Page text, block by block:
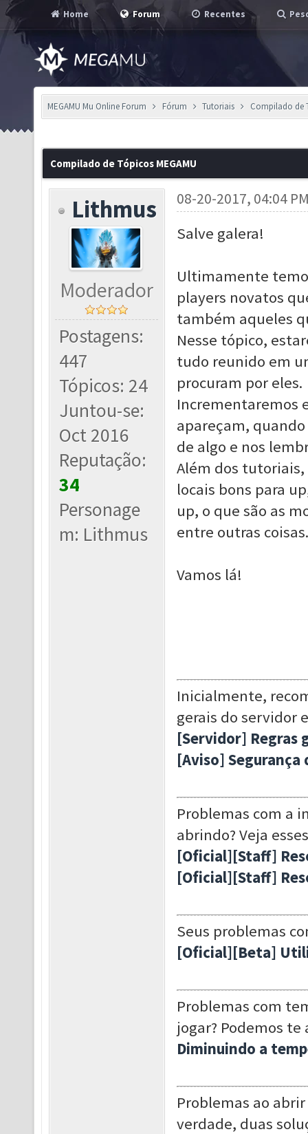
Home Forum Recentes
MEGAMU Mu Online Forum Fórum Tutoriais Compilado de
Compilado de Tópicos MEGAMU
Lithmus
Moderador
Postagens:
447
Tópicos: 24
Juntou-se:
Oct 2016
Reputação:
34
Personage
m: Lithmus
08-20-2017, 04:04
Salve galera!
Ultimamente
players novatos
também aqueles
Nesse tópico,
tudo reunido em
procuram por eles.
Incrementaremos
apareçam,
de algo e nos
Além dos
locais bons para
up, o que são as
entre outras coisas.
Vamos lá!
Inicialmente,
gerais do servidor
[Servidor] Regras
[Aviso] Segurança
Problemas com a
abrindo? Veja
[Oficial][Staff]
[Oficial][Staff]
Seus problemas
[Oficial][Beta]
Problemas com
jogar? Podemos te
Diminuindo a
Problemas ao
verdade, duas